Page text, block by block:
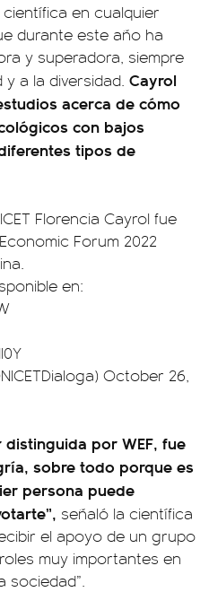
en cualquier
durante este año ha
y superadora, siempre
a la diversidad. Cayrol
acerca de cómo
con bajos
tipos de
Florencia Cayrol fue
Forum 2022
en:
October 26,
distinguida por WEF, fue
sobre todo porque es
persona puede
señaló la científica
el apoyo de un grupo
muy importantes en
sociedad”.